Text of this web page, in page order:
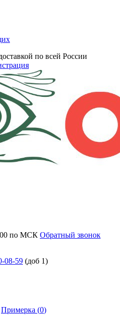
по всей России
по МСК Обратный звонок
08-59 (доб 1)
Примерка (0)